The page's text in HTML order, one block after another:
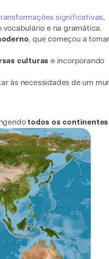
significativas,
vocabulário e na gramática.
, que começou a
culturas e incorporando
às necessidades de um
todos os continentes